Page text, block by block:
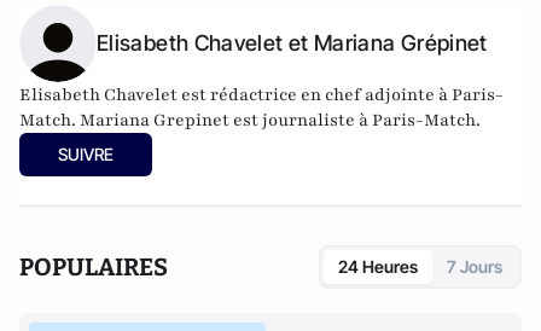
Elisabeth Chavelet et Mariana Grépinet
Elisabeth Chavelet est rédactrice en chef adjointe à Paris-
Match. Mariana Grepinet est journaliste à Paris-Match.
SUIVRE
POPULAIRES 24 Heures 7 Jours